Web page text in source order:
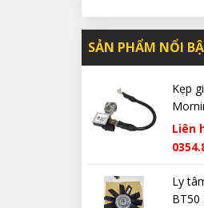
SẢN PHẨM NỔI
Kẹp
Liên
Ly
BT50